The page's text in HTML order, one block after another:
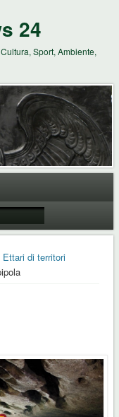
24
Sport, Ambiente,
di territori